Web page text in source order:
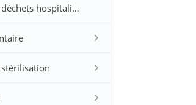
Incinérateur de déchets hospitaliers